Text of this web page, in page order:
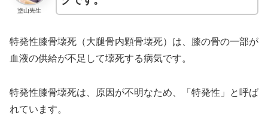
塗山先生
特発性膝骨壊死（大腿骨内顆骨壊死）は、膝の骨の一部が
血液の供給が不足して壊死する病気です。
特発性膝骨壊死は、原因が不明なため、「特発性」と呼ば
れています。